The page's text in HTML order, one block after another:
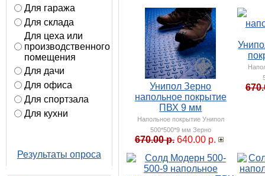
Для гаража
Для склада
Для цеха или
производственного
помещения
Для дачи
Для офиса
Для спортзала
Для кухни
Результаты опроса
Унипол Зерно
напольное покрытие
ПВХ 9 мм
Напольное покрытие Унипол
500*500*9 мм Зерно
670.00 р. 640.00 р.